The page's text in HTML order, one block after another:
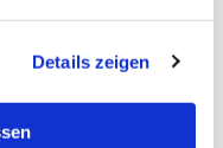
Details zeigen